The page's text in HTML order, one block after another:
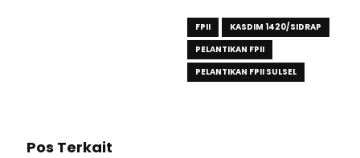
FPII
KASDIM 1420/SIDRAP
PELANTIKAN FPII
PELANTIKAN FPII SULSEL
Pos Terkait